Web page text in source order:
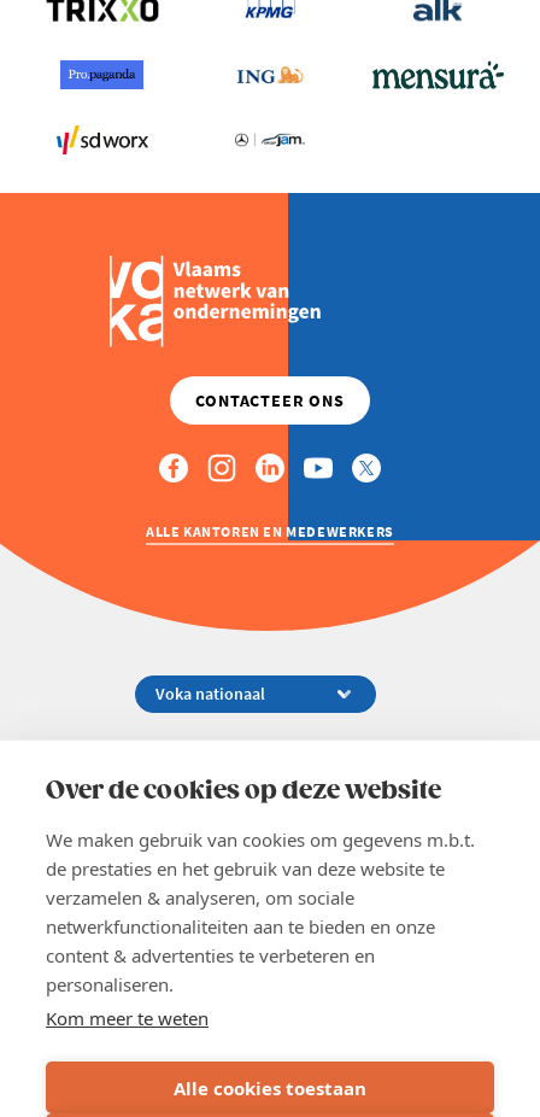
Over de cookies op deze website
We maken gebruik van cookies om gegevens m.b.t.
de prestaties en het gebruik van deze website te
verzamelen & analyseren, om sociale
netwerkfunctionaliteiten aan te bieden en onze
content & advertenties te verbeteren en
personaliseren.
Kom meer te weten
Alle cookies toestaan
DIGITALISEREN
MAAR
TIJD
EN
DE
ALLE KANTOREN EN MEDEWERKERS
02 229 81 11
EN
Word lid
Voka 2026